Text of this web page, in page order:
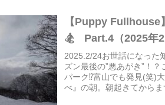
【Puppy
🏂 Part.4（2025年2
2025.2/24お世話になった
ズン最後の”悪あがき”！
パーク⁉️富山でも発見(笑)
べ』の朝。朝起きてからま